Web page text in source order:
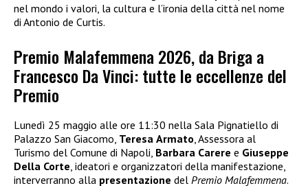
nel mondo i valori, la cultura e l’ironia della città nel nome
di Antonio de Curtis.
Premio Malafemmena 2026, da Briga a
Francesco Da Vinci: tutte le eccellenze del
Premio
Lunedì 25 maggio alle ore 11:30 nella Sala Pignatiello di
Palazzo San Giacomo, Teresa Armato, Assessora al
Turismo del Comune di Napoli, Barbara Carere e Giuseppe
Della Corte, ideatori e organizzatori della manifestazione,
interverranno alla presentazione del Premio Malafemmena.